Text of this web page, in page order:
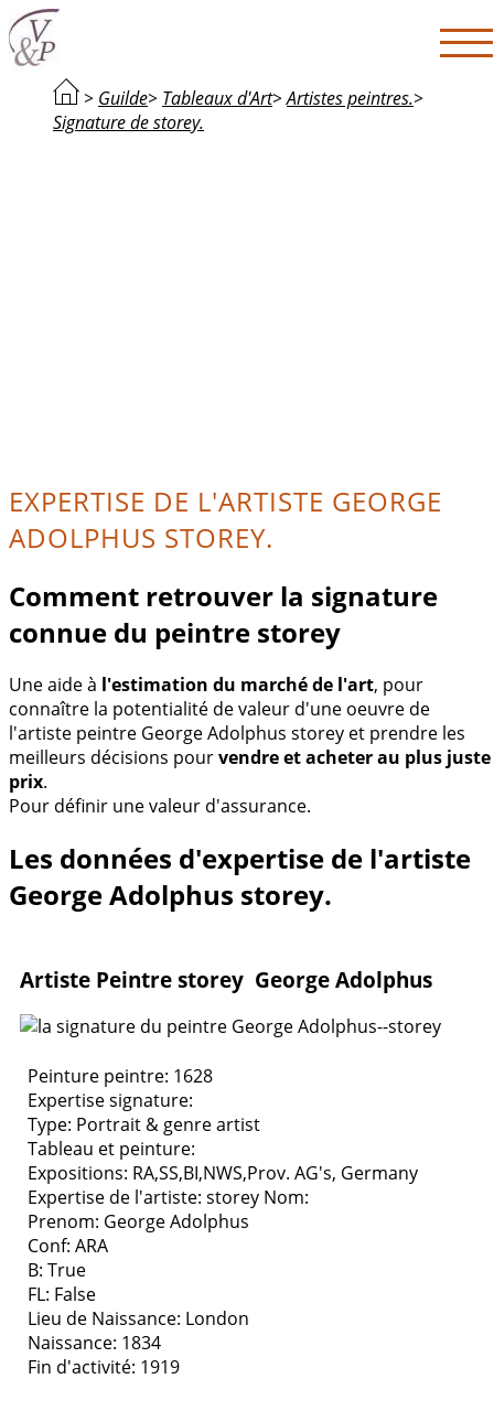
> Guilde> Tableaux d'Art>Artistes peintres.>
Signature de storey.
EXPERTISE DE L'ARTISTE GEORGE
ADOLPHUS STOREY.
Comment retrouver la signature
connue du peintre storey
Une aide à l'estimation du marché de l'art, pour
connaître la potentialité de valeur d'une oeuvre de
l'artiste peintre George Adolphus storey et prendre les
meilleurs décisions pourvendre et acheter au plus juste
prix.
Pour définir une valeur d'assurance.
Les données d'expertise de l'artiste
George Adolphus storey.
Artiste Peintre storey George Adolphus
Peinture peintre: 1628
Expertise signature:
Type: Portrait & genre artist
Tableau et peinture:
Expositions: RA,SS,BI,NWS,Prov. AG's, Germany
Expertise de l'artiste: storey Nom:
Prenom: George Adolphus
Conf: ARA
B: True
FL: False
Lieu de Naissance: London
Naissance: 1834
Fin d'activité: 1919